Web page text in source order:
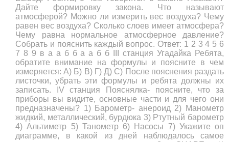
Дайте формировку закона. Что называют
атмосферой? Можно ли измерить вес воздуха? Чему
равен вес воздуха? Сколько слоев имеет атмосфера?
Чему равна нормальное атмосферное давление?
Собрать и пояснить каждый вопрос. Ответ: 1 2 3 4 5 6
7 8 9 в а а б б а а б б III станция Угадайка Ребята,
обратите внимание на формулы и поясните в чем
измеряется: А) Б) В) Г) Д) С) После пояснения раздать
листочки, убрать эти формулы и ребята должны их
записать. IV станция Пояснялка- поясните, что за
приборы вы видите, основные части и для чего они
предназначены? 1) Барометр- анероид 2) Манометр
жидкий, металлический, бурдюка 3) Ртутный барометр
4) Альтиметр 5) Танометр 6) Насосы 7) Укажите оп
диаграмме, в какой из дней наблюдалось самое